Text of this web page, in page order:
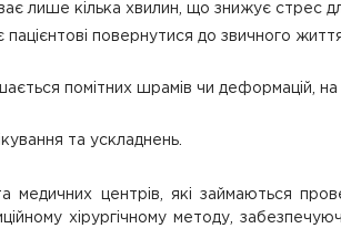
лише кілька хвилин, що знижує стрес
повернутися до звичного
помітних шрамів чи деформацій, на
та ускладнень.
медичних центрів, які займаються
хірургічному методу,